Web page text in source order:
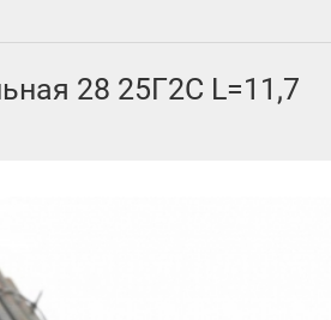
28 25Г2С L=11,7